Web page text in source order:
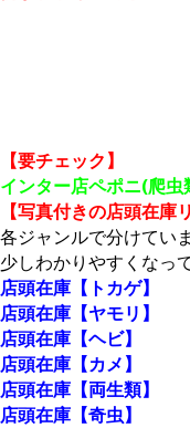
【要チェック】
インター店ペポニ(爬
【写真付きの店頭在庫
各ジャンルで分けてい
少しわかりやすくなっ
店頭在庫【トカゲ】
店頭在庫【ヤモリ】
店頭在庫【ヘビ】
店頭在庫【カメ】
店頭在庫【両生類】
店頭在庫【奇虫】